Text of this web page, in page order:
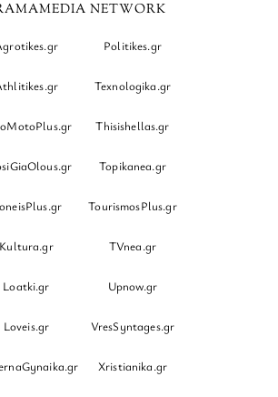
NETWORK
Politikes.gr
Texnologika.gr
Thisishellas.gr
Topikanea.gr
TourismosPlus.gr
Kultura.gr TVnea.gr
Loatki.gr Upnow.gr
Loveis.gr VresSyntages.gr
Xristianika.gr